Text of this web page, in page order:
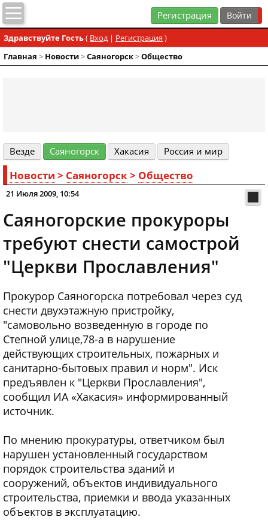
Регистрация
Здравствуйте Гость( Вход| Регистрация )
Главная > Новости>Cаяногорск>Общество
Везде Cаяногорск Хакасия Россия и мир
Новости > Cаяногорск> Общество
21 Июля 2009, 10:54
Саяногорские прокуроры
требуют снести самострой
"Церкви Прославления"
Прокурор Саяногорска потребовал через суд
снести двухэтажную пристройку,
"самовольно возведенную в городе по
Степной улице,78-а в нарушение
действующих строительных, пожарных и
санитарно-бытовых правил и норм". Иск
предъявлен к "Церкви Прославления",
сообщил ИА «Хакасия» информированный
источник.
По мнению прокуратуры, ответчиком был
нарушен установленный государством
порядок строительства зданий и
сооружений, объектов индивидуального
строительства, приемки и ввода указанных
объектов в эксплуатацию.